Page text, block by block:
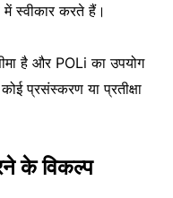
स्वीकार करते हैं।
है और POLi का उपयोग
प्रसंस्करण या प्रतीक्षा
के विकल्प